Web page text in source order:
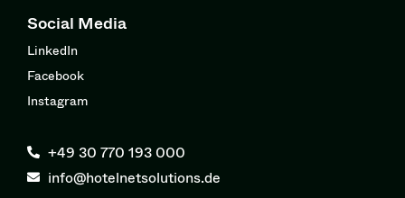
Social Media
LinkedIn
Facebook
Instagram
+49 30 770 193 000
info@hotelnetsolutions.de